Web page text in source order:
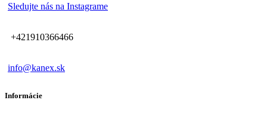
Sledujte nás na Instagrame
+421910366466
info@kanex.sk
Informácie